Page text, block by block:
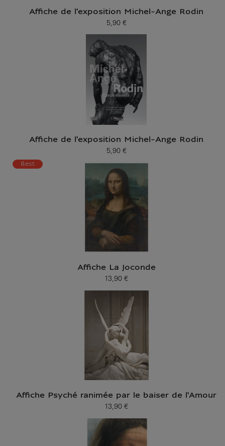
Affiche de l'exposition Michel-Ange Rodin
Prix ​​actuel
5,90 €
Affiche de l'exposition Michel-Ange Rodin
Prix ​​actuel
5,90 €
Best
Affiche La Joconde
Prix ​​actuel
13,90 €
Affiche Psyché ranimée par le baiser de l'Amour
Prix ​​actuel
13,90 €